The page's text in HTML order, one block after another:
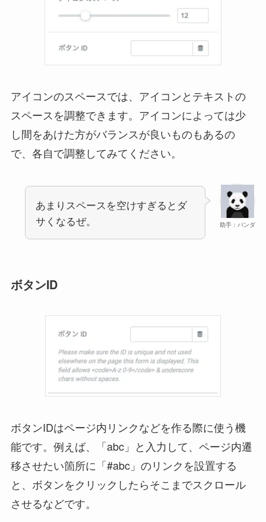
アイコンのスペースでは、アイコンとテキストの
スペースを調整できます。アイコンによっては少
し間をあけた方がバランスが良いものもあるの
で、各自で調整してみてください。
助手：パンダ
あまりスペースを空けすぎるとダ
サくなるぜ。
ボタンID
ボタンIDはページ内リンクなどを作る際に使う機
能です。例えば、「abc」と入力して、ページ内遷
移させたい箇所に「#abc」のリンクを設置する
と、ボタンをクリックしたらそこまでスクロール
させるなどです。